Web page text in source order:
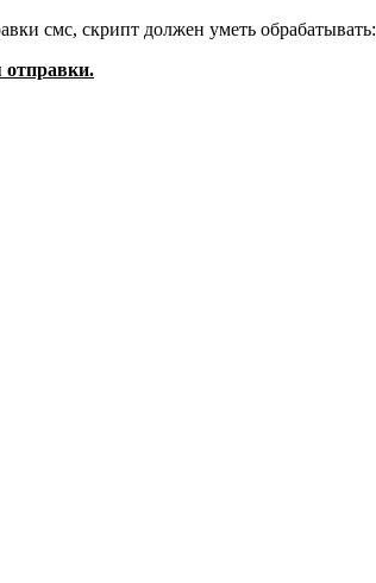
смс, скрипт должен уметь обрабатывать:
отправки.